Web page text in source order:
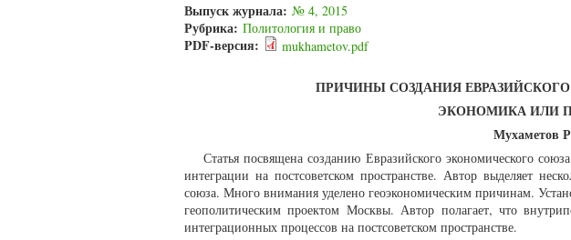
Выпуск журнала: № 4, 2015
Рубрика: Политология и право
PDF-версия: mukhametov.pdf
ПРИЧИНЫ СОЗДАНИЯ
ЭКОНОМИКА ИЛИ
Мухаметов
Статья посвящена созданию Евразийского экономического
интеграции на постсоветском пространстве. Автор выделяет
союза. Много внимания уделено геоэкономическим причинам.
геополитическим проектом Москвы. Автор полагает, что
интеграционных процессов на постсоветском пространстве.